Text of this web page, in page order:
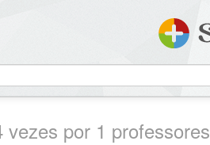
vezes por 1 professores